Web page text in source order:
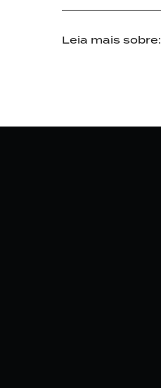
Leia mais sobre: